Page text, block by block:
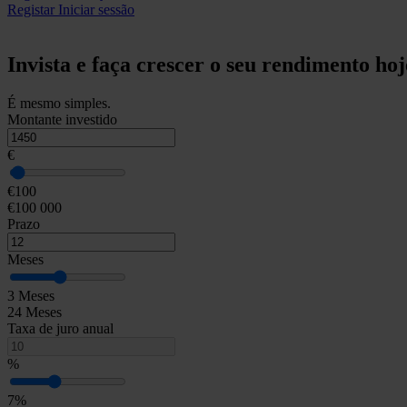
Registar Iniciar sessão
Invista e faça crescer o seu rendimento
É mesmo simples.
Montante investido
€
€100
€100 000
Prazo
Meses
3 Meses
24 Meses
Taxa de juro anual
%
7%